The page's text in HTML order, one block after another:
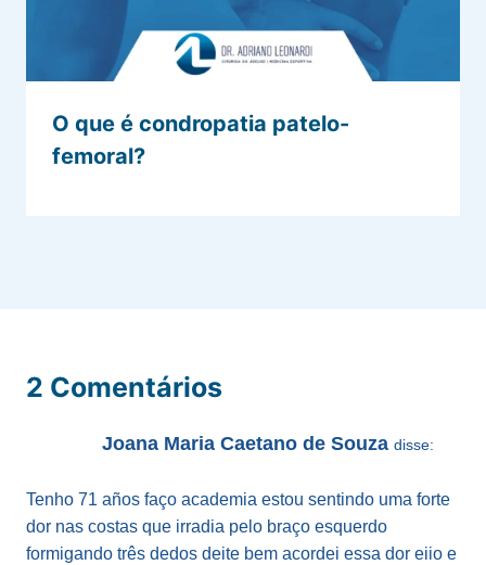
O que é condropatia patelo-
femoral?
2 Comentários
Joana Maria Caetano de Souza disse:
Tenho 71 años faço academia estou sentindo uma forte
dor nas costas que irradia pelo braço esquerdo
formigando três dedos deite bem acordei essa dor eiio e